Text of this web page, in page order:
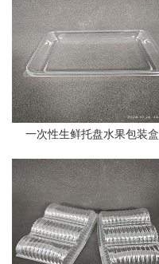
一次性生鲜托盘水果包装盒